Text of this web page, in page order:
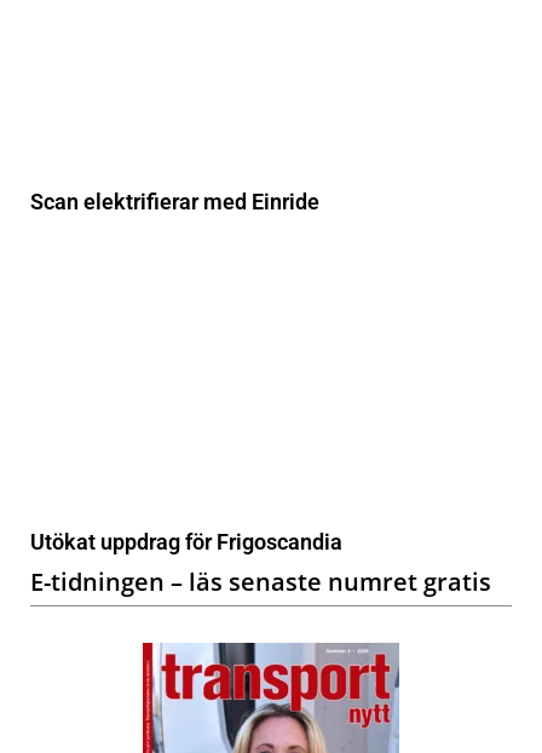
Scan elektrifierar med Einride
Utökat uppdrag för Frigoscandia
E-tidningen – läs senaste numret gratis